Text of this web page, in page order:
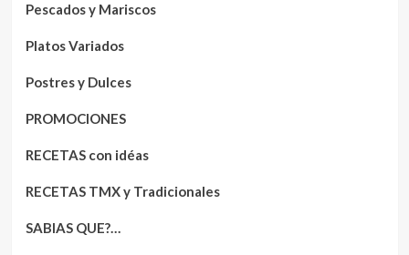
Pescados y Mariscos
Platos Variados
Postres y Dulces
PROMOCIONES
RECETAS con idéas
RECETAS TMX y Tradicionales
SABIAS QUE?…